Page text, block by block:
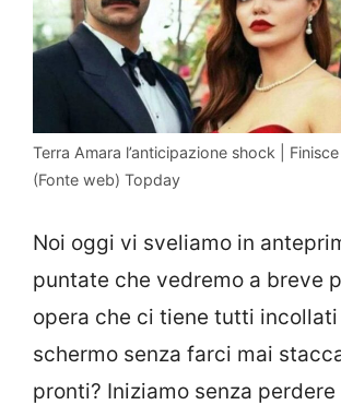
Terra Amara l’anticipazione shock |
(Fonte web) Topday
Noi oggi vi sveliamo in
puntate che vedremo a breve
opera che ci tiene tutti
schermo senza farci mai
pronti? Iniziamo senza